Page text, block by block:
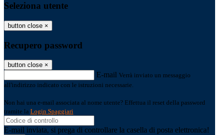
Seleziona utente
button close ×
Recupero password
button close ×
E-mail Verrà inviato un messaggio
all'indirizzo indicato con le istruzioni necessarie.
Non hai una e-mail associata al nome utente? Effettua il reset della password
tramite la Login Spaggiari
E-mail inviata, si prega di controllare la casella di posta elettronica!